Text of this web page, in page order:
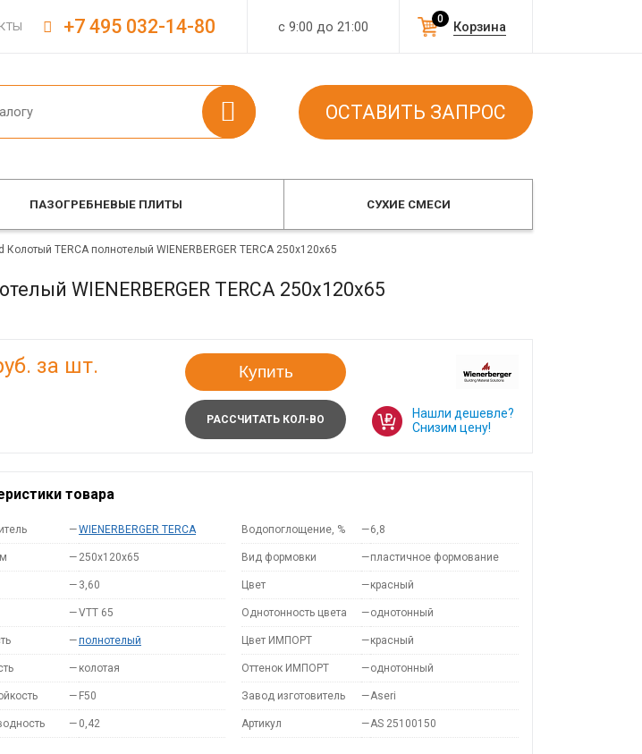
с 9:00 до 21:00 Корзина
0
+7 495 032-14-80
ОСТАВИТЬ ЗАПРОС
ПАЗОГРЕБНЕВЫЕ ПЛИТЫ СУХИЕ СМЕСИ
TERCA полнотелый WIENERBERGER TERCA 250x120x65
WIENERBERGER TERCA 250x120x65
за шт. Купить
РАССЧИТАТЬ КОЛ-ВО
Нашли дешевле?
Снизим цену!
товара
—WIENERBERGER TERCA
— 250x120x65
— 3,60
—VTT 65
—полнотелый
— колотая
— F50
— 0,42
Водопоглощение, % —6,8
Вид формовки —пластичное формование
Цвет —красный
Однотонность цвета —однотонный
Цвет ИМПОРТ —красный
Оттенок ИМПОРТ —однотонный
Завод изготовитель —Aseri
Артикул —AS 25100150